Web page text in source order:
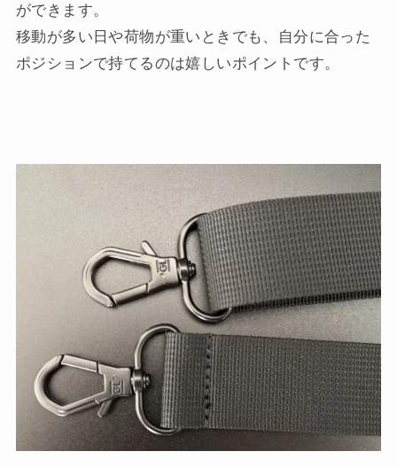
ができます。
移動が多い日や荷物が重いときでも、自分に合った
ポジションで持てるのは嬉しいポイントです。